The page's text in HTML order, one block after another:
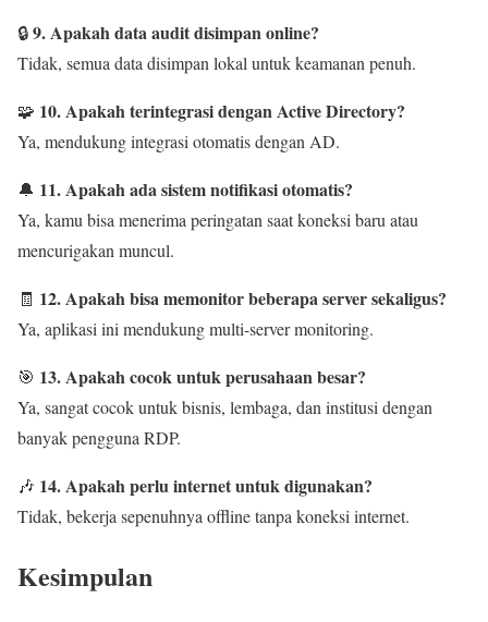
🔒9. Apakah data audit disimpan online?
Tidak, semua data disimpan lokal untuk keamanan penuh.
🧩 10. Apakah terintegrasi dengan Active Directory?
Ya, mendukung integrasi otomatis dengan AD.
🔔 11. Apakah ada sistem notifikasi otomatis?
Ya, kamu bisa menerima peringatan saat koneksi baru atau
mencurigakan muncul.
🧾 12. Apakah bisa memonitor beberapa server sekaligus?
Ya, aplikasi ini mendukung multi-server monitoring.
🎯 13. Apakah cocok untuk perusahaan besar?
Ya, sangat cocok untuk bisnis, lembaga, dan institusi dengan
banyak pengguna RDP.
🎶 14. Apakah perlu internet untuk digunakan?
Tidak, bekerja sepenuhnya offline tanpa koneksi internet.
Kesimpulan